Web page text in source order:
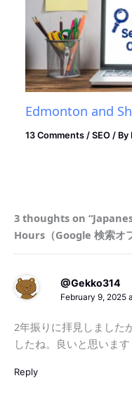
Edmonton and
13 Comments /SEO / By
3 thoughts on
Hours（Google 検索オ
@Gekko314
February 9, 2025
2年振りに拝見しました
したね。良いと思います
Reply